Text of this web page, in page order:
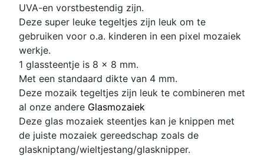
UVA-en vorstbestendig zijn.
Deze super leuke tegeltjes zijn leuk om te
gebruiken voor o.a. kinderen in een pixel mozaiek
werkje.
1 glassteentje is 8 x 8 mm.
Met een standaard dikte van 4 mm.
Deze mozaik tegeltjes zijn leuk te combineren met
al onze andere Glasmozaiek
Deze glas mozaiek steentjes kan je knippen met
de juiste mozaiek gereedschap zoals de
glaskniptang/wieltjestang/glasknipper.